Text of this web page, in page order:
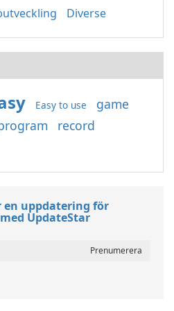
Diverse
Easy to use game
record
en uppdatering för
med UpdateStar